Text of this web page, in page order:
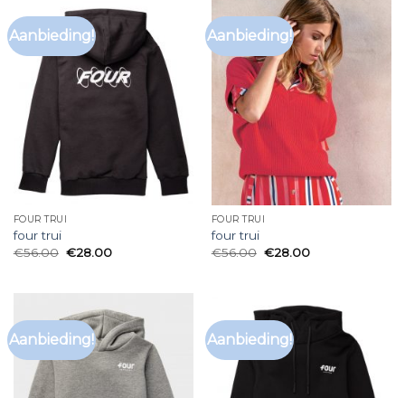
Aanbieding!
FOUR TRUI
four trui
€56.00 €28.00
Aanbieding!
FOUR TRUI
four trui
€56.00 €28.00
Aanbieding! Aanbieding!